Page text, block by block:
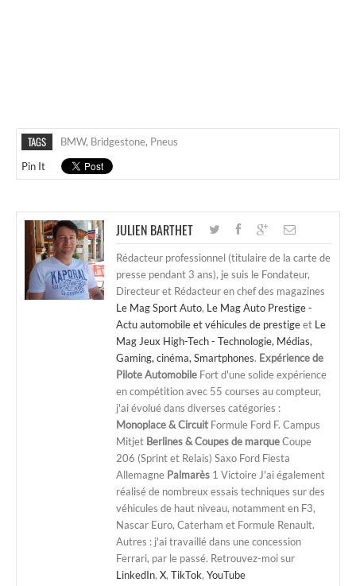
TAGS BMW, Bridgestone, Pneus
Pin It
JULIEN BARTHET
Rédacteur professionnel (titulaire de la carte de
presse pendant 3 ans), je suis le Fondateur,
Directeur et Rédacteur en chef des magazines
Le Mag Sport Auto, Le Mag Auto Prestige -
Actu automobile et véhicules de prestigeet Le
Mag Jeux High-Tech - Technologie, Médias,
Gaming, cinéma, Smartphones. Expérience de
Pilote Automobile Fort d'une solide expérience
en compétition avec 55 courses au compteur,
j'ai évolué dans diverses catégories :
Monoplace & Circuit Formule Ford F. Campus
Mitjet Berlines & Coupes de marqueCoupe
206 (Sprint et Relais) Saxo Ford Fiesta
Allemagne Palmarès 1 Victoire J'ai également
réalisé de nombreux essais techniques sur des
véhicules de haut niveau, notamment en F3,
Nascar Euro, Caterham et Formule Renault.
Autres : j'ai travaillé dans une concession
Ferrari, par le passé. Retrouvez-moi sur
LinkedIn, X, TikTok, YouTube